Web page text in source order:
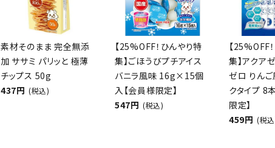
素材そのまま 完全無添
加 ササミ パリッと 極薄
チップス 50g
437円 (税込)
【25%OFF！ひんやり特
集】ごほうびプチアイス
バニラ風味 16g×15個
入【会員様限定】
547円 (税込)
【25%OFF
集】アクア
ゼロ りんご
クタイプ 8
限定】
459円 (税